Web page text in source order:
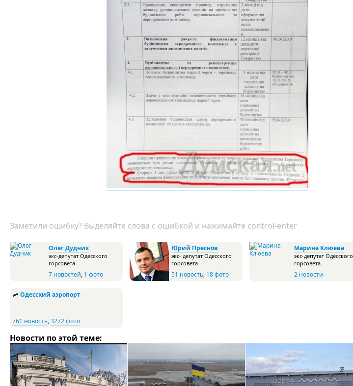
Заметили ошибку? Выделяйте слова с ошибкой и нажимайте control-enter
Олег Дудник
экс-депутат Одесского
горсовета
7 новостей, 1 фото
Юрий Преснов
экс- депутат Одесского
горсовета
51 новость, 18 фото
Марина Клюева
экс-депутат Одесского
горсовета
2 новости
🛩Одесский аэропорт
761 новость,3272 фото
Новости по этой теме: